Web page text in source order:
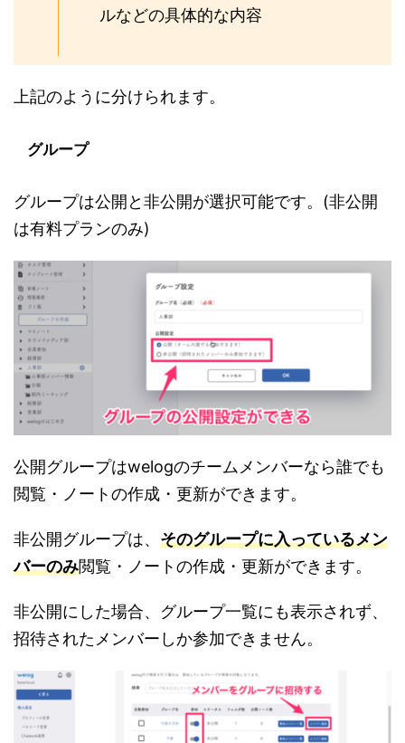
ルなどの具体的な内容
上記のように分けられます。
グループ
グループは公開と非公開が選択可能です。(非公開
は有料プランのみ)
公開グループはwelogのチームメンバーなら誰でも
閲覧・ノートの作成・更新ができます。
非公開グループは、 そのグループに入っているメン
バーのみ閲覧・ノートの作成・更新ができます。
非公開にした場合、グループ一覧にも表示されず、
招待されたメンバーしか参加できません。